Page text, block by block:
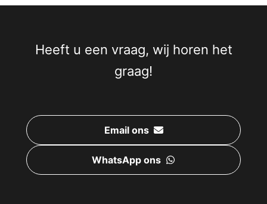
Heeft u een vraag, wij horen het
graag!
Email ons
WhatsApp ons